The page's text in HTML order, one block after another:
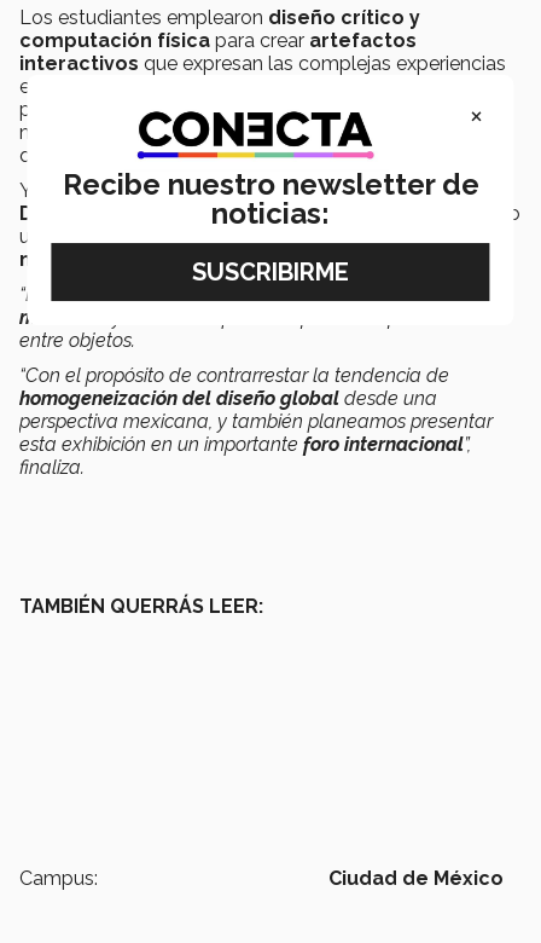
Los estudiantes emplearon diseño crítico y
computación física para crear artefactos
interactivos que expresan las complejas experiencias
emocionales de diversos
personas trans, miembros de la comunidad
,
migrantes integrados en la sociedad mexicana y
quienes huyen de la violencia familiar.
Yuliana Tónix, directora regional del departamento de
Diseño
menciona que actualmente están desarrollando
un proyecto de escala nacional sobre la
mexicana
“Estamos desarrollando un proyecto sobre la
mexicana
entre objetos.
“Con el propósito de contrarrestar la tendencia de
homogeneización del diseño global desde una
perspectiva mexicana, y también planeamos presentar
esta exhibición en un importante foro internacional”,
finaliza.
TAMBIÉN QUERRÁS LEER:
Campus: Ciudad de México
×
Recibe nuestro newsletter de
noticias: